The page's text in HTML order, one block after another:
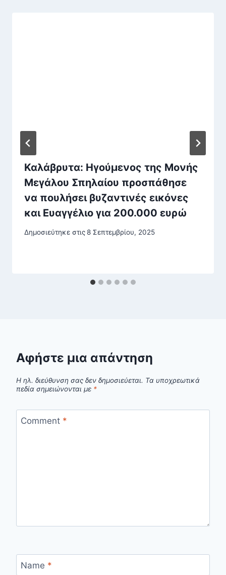
Καλάβρυτα: Ηγούμενος της Μονής
Μεγάλου Σπηλαίου προσπάθησε
να πουλήσει βυζαντινές εικόνες
και Ευαγγέλιο για 200.000 ευρώ
Δημοσιεύτηκε στις8 Σεπτεμβρίου, 2025
Αφήστε μια απάντηση
Η ηλ. διεύθυνση σας δεν δημοσιεύεται. Τα υποχρεωτικά
πεδία σημειώνονται με *
Comment *
Name *